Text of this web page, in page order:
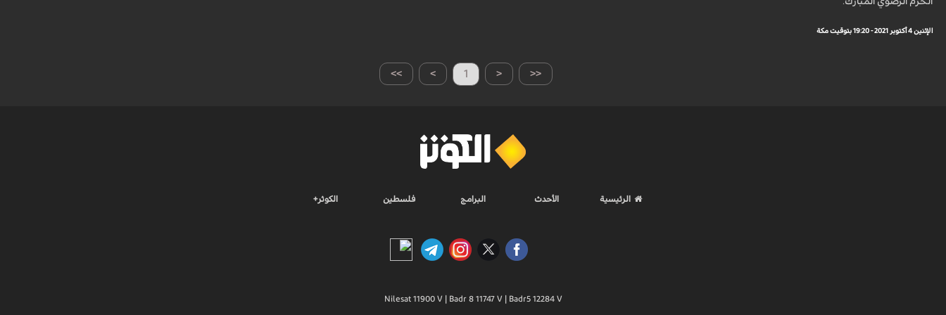
الإثنين 4 أكتوبر 2021 - 19:20 بتوقيت مكة
>> > 1 < <<
الرئيسية الأحدث البرامج فلسطين الكوثر+
Nilesat 11900 V | Badr 8 11747 V | Badr5 12284 V